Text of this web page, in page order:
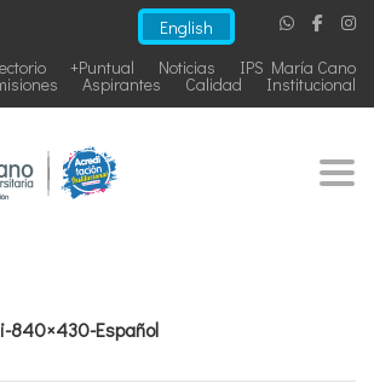
English
IPS María Cano
Noticias
+Puntual
Institucional
Calidad
Aspirantes
840×430-Español